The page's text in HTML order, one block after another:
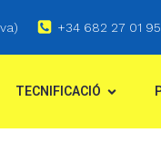
+34 682 27 01 95
TECNIFICACIÓ